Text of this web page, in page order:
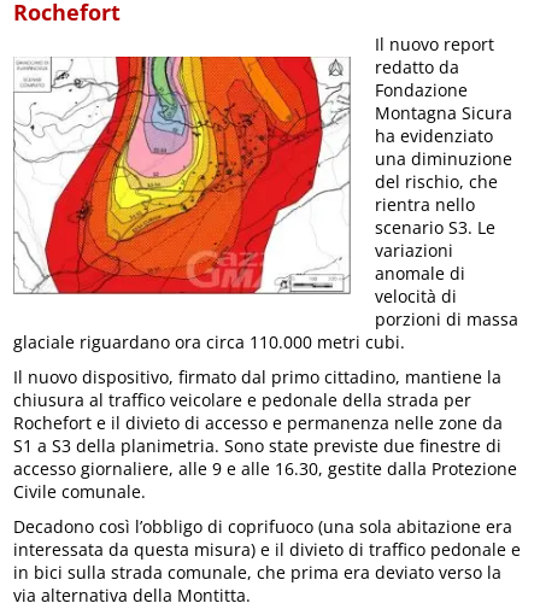
Rochefort
Il nuovo report
redatto da
Fondazione
Montagna Sicura
ha evidenziato
una diminuzione
del rischio, che
rientra nello
scenario S3. Le
variazioni
anomale di
velocità di
porzioni di massa
glaciale riguardano ora circa 110.000 metri cubi.
Il nuovo dispositivo, firmato dal primo cittadino, mantiene la
chiusura al traffico veicolare e pedonale della strada per
Rochefort e il divieto di accesso e permanenza nelle zone da
S1 a S3 della planimetria. Sono state previste due finestre di
accesso giornaliere, alle 9 e alle 16.30, gestite dalla Protezione
Civile comunale.
Decadono così l’obbligo di coprifuoco (una sola abitazione era
interessata da questa misura) e il divieto di traffico pedonale e
in bici sulla strada comunale, che prima era deviato verso la
via alternativa della Montitta.